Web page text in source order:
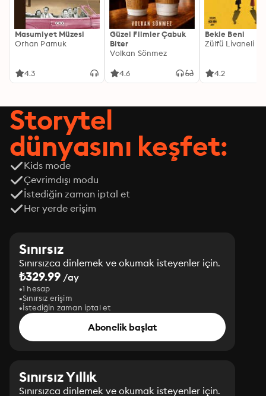
Masumiyet Müzesi
Orhan Pamuk
4.3
Güzel Filmler Çabuk
Biter
Volkan Sönmez
4.6
Bekle Beni
Zülfü Livaneli
4.2
Storytel
dünyasını keşfet:
Kids mode
Çevrimdışı modu
İstediğin zaman iptal et
Her yerde erişim
Sınırsız
Sınırsızca dinlemek ve okumak isteyenler için.
₺329.99 /ay
1 hesap
Sınırsız erişim
İstediğin zaman iptal et
Abonelik başlat
Sınırsız Yıllık
Sınırsızca dinlemek ve okumak isteyenler için.